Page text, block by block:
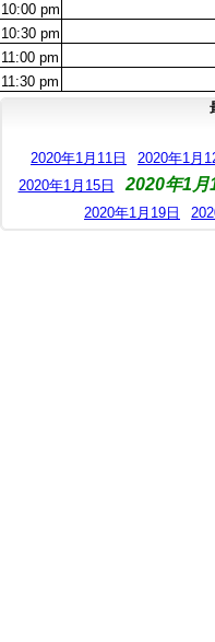
10:00 pm
10:30 pm
11:00 pm
11:30 pm
2020年1月11日 2020年1月
2020年1月15日
2020年1月
2020年1月19日